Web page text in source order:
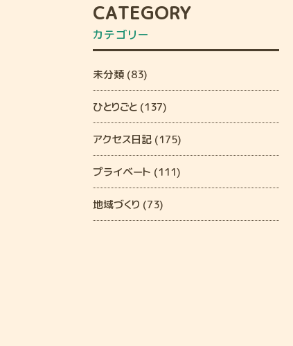
CATEGORY
カテゴリー
未分類 (83)
ひとりごと (137)
アクセス日記 (175)
プライベート (111)
地域づくり (73)